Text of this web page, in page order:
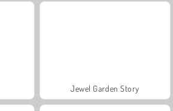
Jewel Garden Story